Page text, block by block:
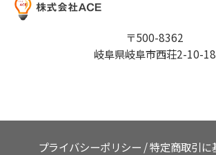
〒500-8362
岐阜県岐阜市西荘2-10-18
プライバシーポリシー /特定商取引に